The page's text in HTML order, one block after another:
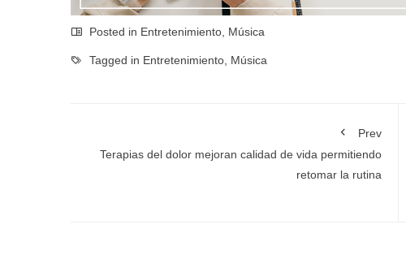
Posted in Entretenimiento Música
Tagged in Entretenimiento Música
Prev
Terapias del dolor mejoran calidad de vida permitiendo
retomar la rutina